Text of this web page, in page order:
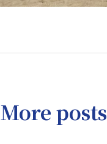
More posts